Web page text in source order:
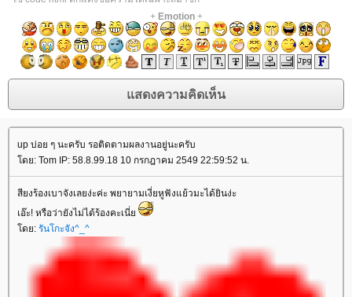
+ Emotion+
up บ่อย ๆ นะครับ รอติดตามผลงานอยู่นะครับ
โดย: Tom IP: 58.8.99.18 10 กรกฎาคม 2549 22:59:52 น.
สียงร้องเบาจังเลยง่ะค่ะ พยายามเงี่ยหูฟังแย้วมะได้ยินง่ะ
เอ๊ะ! หรือว่ายังไม่ได้ร้องคะเนี่ย
โดย: รันโกะจัง^_^